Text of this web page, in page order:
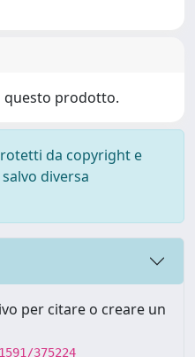
questo prodotto.
da copyright e
diversa
per citare o creare un
375224